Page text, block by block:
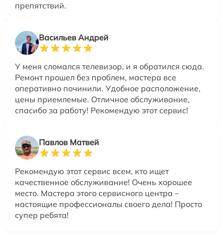
препятствий.
Васильев Андрей
У меня сломался телевизор, и я обратился сюда.
Ремонт прошел без проблем, мастера все
оперативно починили. Удобное расположение,
цены приемлемые. Отличное обслуживание,
спасибо за работу! Рекомендую этот сервис!
Павлов Матвей
Рекомендую этот сервис всем, кто ищет
качественное обслуживание! Очень хорошее
место. Мастера этого сервисного центра –
настоящие профессионалы своего дела! Просто
супер ребята!